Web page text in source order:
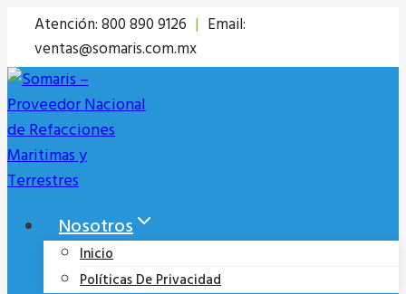
Saltar
contenido
Atención: 800 890 9126 | Email:
ventas@somaris.com.mx
Nosotros
Inicio
Políticas De Privacidad